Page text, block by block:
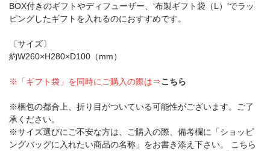
BOX付きのギフトやディフューザー、‘布製ギフト袋（L）’でラッ
ピングしたギフトを入れるのにおすすめです。
〔サイズ〕
約W260×H280×D100（mm）
※「ギフト袋」を同時にご購入の際は⇒こちら
※梱包の都合上、折り目がついている可能性がございます。ご了
承ください。
※サイズ選びにご不安な方は、ご購入の際、備考欄に「ショッピ
ングバッグに入れたい商品の名称」をお書き添え下さい。 こちら